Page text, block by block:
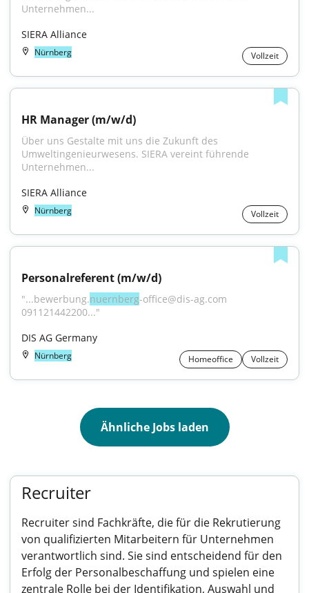
Unternehmen...
SIERA Alliance
Nürnberg Vollzeit
HR Manager (m/w/d)
Über uns Gestalte mit uns die Zukunft des
Umweltingenieurwesens. SIERA vereint führende
Unternehmen...
SIERA Alliance
Nürnberg Vollzeit
Personalreferent (m/w/d)
"...bewerbung.nuernberg-office@dis-ag.com
091121442200..."
DIS AG Germany
Nürnberg Homeoffice Vollzeit
Ähnliche Jobs laden
Recruiter
Recruiter sind Fachkräfte, die für die Rekrutierung
von qualifizierten Mitarbeitern für Unternehmen
verantwortlich sind. Sie sind entscheidend für den
Erfolg der Personalbeschaffung und spielen eine
zentrale Rolle bei der Identifikation, Auswahl und